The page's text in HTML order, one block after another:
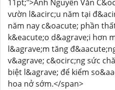
11pt;">Anh Nguyễn Văn
vườn l&acirc;u năm tại
năm nay c&oacute; phần
k&eacute;o d&agrave;i hơn
l&agrave;m tăng
v&agrave; c&ocirc;ng sức
biệt l&agrave; để kiểm
hoa nở sớm.</span>